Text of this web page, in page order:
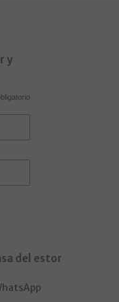
y
del estor